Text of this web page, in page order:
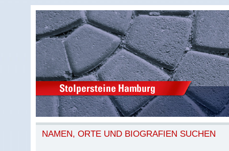
NAMEN, ORTE UND BIOGRAFIEN SUCHEN